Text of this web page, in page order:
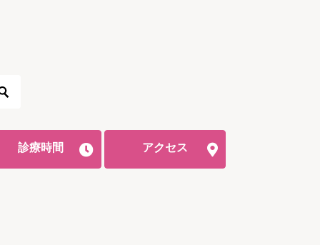
診療時間 アクセス